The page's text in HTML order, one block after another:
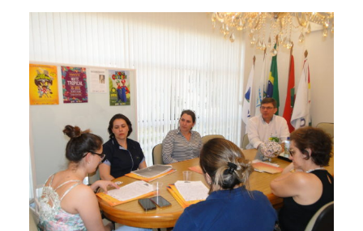
técnico João Luchese […]